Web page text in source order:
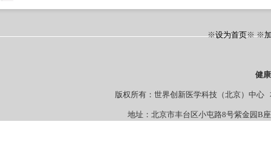
※设为首页※ ※
健
版权所有：世界创新医学科技（北京）中
地址：北京市丰台区小屯路8号紫金园